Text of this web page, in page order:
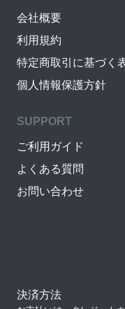
会社概要
利用規約
特定商取引に基づく
個人情報保護方針
SUPPORT
ご利用ガイド
よくある質問
お問い合わせ
決済方法